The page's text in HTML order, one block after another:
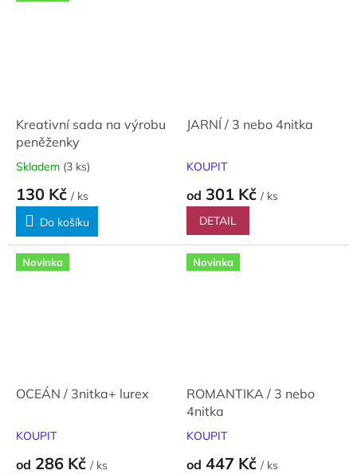
Kreativní sada na výrobu
peněženky
Skladem (3 ks)
130 Kč / ks
Do košíku
JARNÍ / 3 nebo 4nitka
KOUPIT
od 301 Kč / ks
DETAIL
Novinka
OCEÁN / 3nitka+ lurex
KOUPIT
od 286 Kč / ks
Novinka
ROMANTIKA / 3 nebo
4nitka
KOUPIT
od 447 Kč / ks